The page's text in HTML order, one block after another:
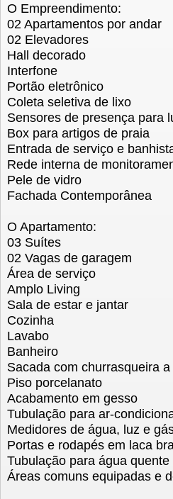
O Empreendimento:
02 Apartamentos por andar
02 Elevadores
Hall decorado
Interfone
Portão eletrônico
Coleta seletiva de lixo
Sensores de presença para
Box para artigos de praia
Entrada de serviço e
Rede interna de
Pele de vidro
Fachada Contemporânea
O Apartamento:
03 Suítes
02 Vagas de garagem
Área de serviço
Amplo Living
Sala de estar e jantar
Cozinha
Lavabo
Banheiro
Sacada com churrasqueira
Piso porcelanato
Acabamento em gesso
Tubulação para ar-
Medidores de água, luz e
Portas e rodapés em laca
Tubulação para água quente
Áreas comuns equipadas e